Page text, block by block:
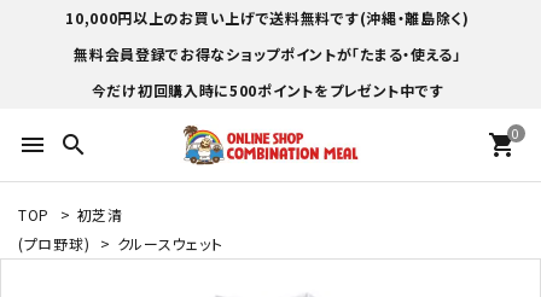
10,000円以上のお買い上げで送料無料です(沖縄・離島除く)
無料会員登録でお得なショップポイントが「たまる・使える」
今だけ初回購入時に500ポイントをプレゼント中です
menu search 0
shopping_cart
TOP > 初芝清
(プロ野球)
> クルースウェット